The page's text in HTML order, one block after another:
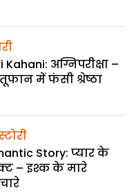
अग्निपरीक्षा –
में फंसी श्रेष्ठा
Story: प्यार के
– इश्क के मारे